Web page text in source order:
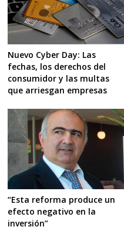
Nuevo Cyber Day: Las
fechas, los derechos del
consumidor y las multas
que arriesgan empresas
“Esta reforma produce un
efecto negativo en la
inversión”